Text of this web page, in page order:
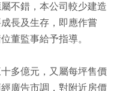
不錯，本公司較少建造
長及生存，即應作嘗
董監事給予指導。
多億元，又屬每坪售價
廣告市調，對附近房價